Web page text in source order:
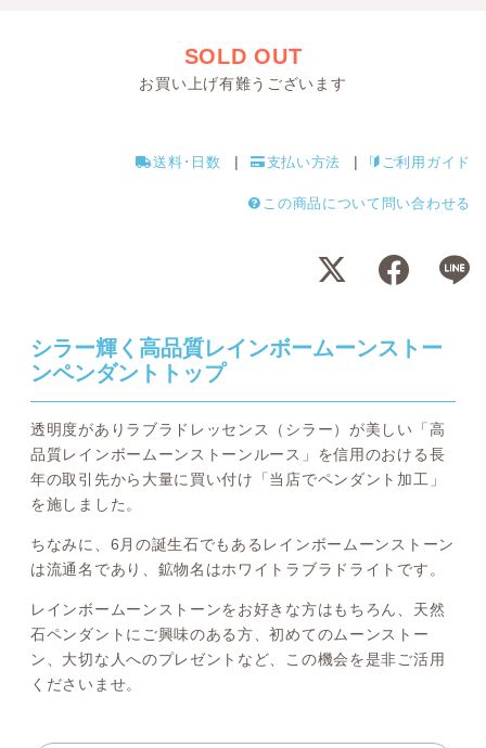
SOLD OUT
お買い上げ有難うございます
送料･日数 支払い方法 ご利用ガイド
この商品について問い合わせる
シラー輝く高品質レインボームーンストー
ンペンダントトップ
透明度がありラブラドレッセンス（シラー）が美しい「高
品質レインボームーンストーンルース」を信用のおける長
年の取引先から大量に買い付け「当店でペンダント加工」
を施しました。
ちなみに、6月の誕生石でもあるレインボームーンストーン
は流通名であり、鉱物名はホワイトラブラドライトです。
レインボームーンストーンをお好きな方はもちろん、天然
石ペンダントにご興味のある方、初めてのムーンストー
ン、大切な人へのプレゼントなど、この機会を是非ご活用
くださいませ。